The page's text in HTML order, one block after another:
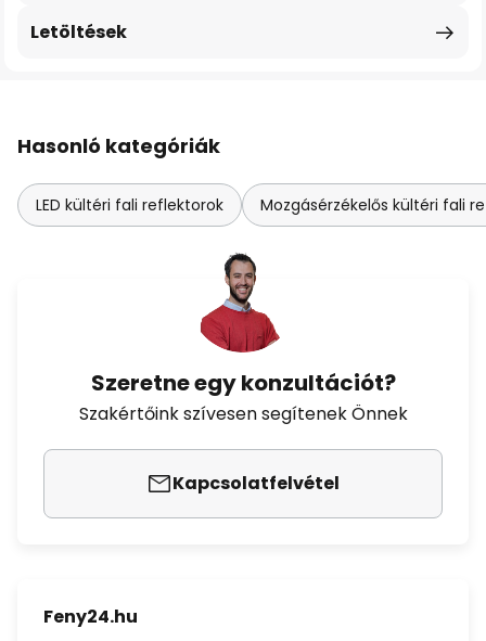
Letöltések
Hasonló kategóriák
LED kültéri fali reflektorok Mozgásérzékelős kültéri fali
Szeretne egy konzultációt?
Szakértőink szívesen segítenek Önnek
Kapcsolatfelvétel
Feny24.hu